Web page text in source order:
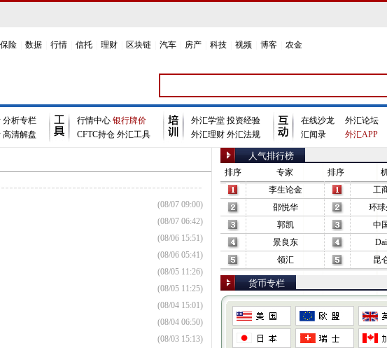
保险 数据 行情 信托 理财 区块链 汽车 房产 科技 视频 博客 农金
分析专栏
高清解盘
行情中心 银行牌价
CFTC持仓 外汇工具
外汇学堂 投资经验
外汇理财 外汇法规
在线沙龙
外汇论坛
汇闻录
外汇APP
(08/07 09:00)
(08/07 06:42)
(08/06 15:51)
(08/06 05:41)
(08/05 11:26)
(08/05 11:25)
(08/04 15:01)
(08/04 06:50)
(08/03 15:13)
人气排行榜
排序 专家 排序
李生论金
邵悦华
郭凯
景良东
领汇
工
环球
中
昆
货币专栏